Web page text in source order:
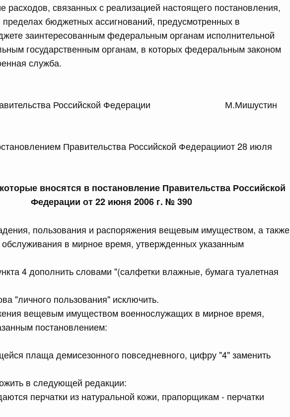
расходов, связанных с реализацией настоящего постановления,
пределах бюджетных ассигнований, предусмотренных в
заинтересованным федеральным органам исполнительной
государственным органам, в которых федеральным законом
служба.
Правительства Российской Федерации М.Мишустин
Правительства Российской Федерацииот 28 июля
вносятся в постановление Правительства Российской
Федерации от 22 июня 2006 г. № 390
пользования и распоряжения вещевым имуществом, а также
обслуживания в мирное время, утвержденных указанным
4 дополнить словами "(салфетки влажные, бумага туалетная
"личного пользования" исключить.
вещевым имуществом военнослужащих в мирное время,
постановлением:
плаща демисезонного повседневного, цифру "4" заменить
в следующей редакции:
перчатки из натуральной кожи, прапорщикам - перчатки
Федерации от 22.07.2026 г. № 925
Российской Федерации
Федерации от 22.07.2026 г. № 922
Российской Федерации в сфере
Федерации от 21.07.2026 г. № 917
Федерации от 21.07.2026 г. № 916
Российской Федерации от 25 ноября 2025
Федерации от 21.07.2026 г. № 918
Российской Федерации от 29 июня 2021 г.
Федерации от 21.07.2026 г. № 920
Федерации от 21.07.2026 г. № 919